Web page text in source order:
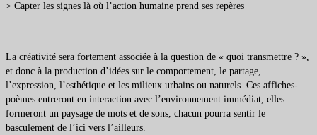
> Capter les signes là où l’action humaine prend ses repères
La créativité sera fortement associée à la question de « quoi transmettre ? »,
et donc à la production d’idées sur le comportement, le partage,
l’expression, l’esthétique et les milieux urbains ou naturels. Ces affiches-
poèmes entreront en interaction avec l’environnement immédiat, elles
formeront un paysage de mots et de sons, chacun pourra sentir le
basculement de l’ici vers l’ailleurs.